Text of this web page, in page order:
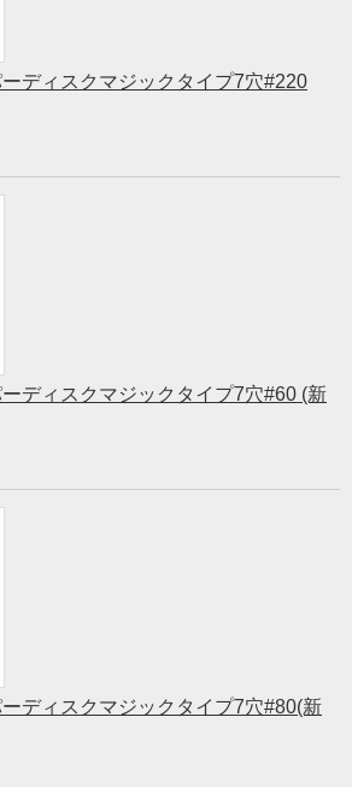
ディスクマジックタイプ7穴#220
ディスクマジックタイプ7穴#60 (新
ディスクマジックタイプ7穴#80(新